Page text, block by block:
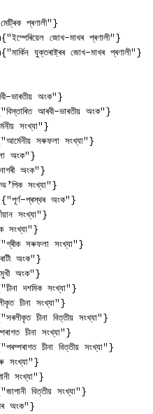
প্ৰণালী"}
জোখ-মাখৰ প্ৰণালী"}
যুক্তৰাষ্ট্ৰৰ জোখ-মাখৰ প্ৰণালী"}
অংক"}
আৰবী-ভাৰতীয় অংক"}
সংখ্যা"}
সৰুফলা সংখ্যা"}
অংক"}
অংক"}
সংখ্যা"}
প্ৰস্থৰ অংক"}
সংখ্যা"}
সংখ্যা"}
সৰুফলা সংখ্যা"}
অংক"}
অংক"}
দশমিক সংখ্যা"}
চীনা সংখ্যা"}
চীনা বিত্তীয় সংখ্যা"}
চীনা সংখ্যা"}
চীনা বিত্তীয় সংখ্যা"}
সংখ্যা"}
সংখ্যা"}
বিত্তীয় সংখ্যা"}
অংক"}